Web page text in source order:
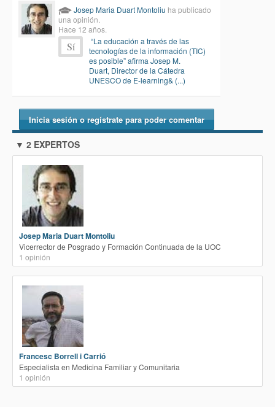
Josep Maria Duart Montoliu ha publicado
una opinión.
Hace 12 años.
Sí
“La educación a través de las
tecnologías de la información (TIC)
es posible” afirma Josep M.
Duart, Director de la Cátedra
UNESCO de E-learning& (...)
Inicia sesión o regístrate para poder comentar
▼ 2 EXPERTOS
Josep Maria Duart Montoliu
Vicerrector de Posgrado y Formación Continuada de la UOC
1 opinión
Francesc Borrell i Carrió
Especialista en Medicina Familiar y Comunitaria
1 opinión